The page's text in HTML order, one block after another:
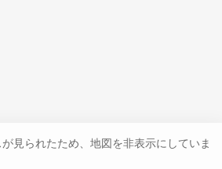
見られたため、地図を非表示にしていま